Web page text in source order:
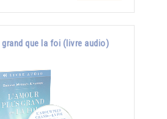
grand que la foi (livre audio)